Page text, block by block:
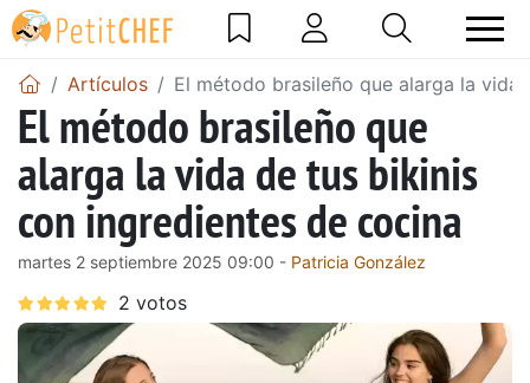
Artículos El método brasileño que alarga la
El método brasileño que
alarga la vida de tus bikinis
con ingredientes de cocina
martes 2 septiembre 2025 09:00 - Patricia González